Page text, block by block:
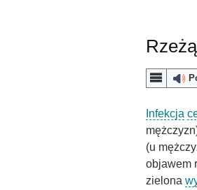
Infekcja
(u
objawem
zielona